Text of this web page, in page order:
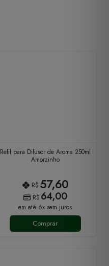
Refil para Difusor de Aroma 250ml
Amorzinho
R$ 57,60
R$ 64,00
em até 6x sem juros
Comprar